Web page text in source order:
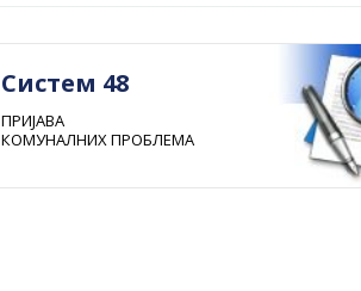
Систем 48
ПРИЈАВА
КОМУНАЛНИХ ПРОБЛЕМА